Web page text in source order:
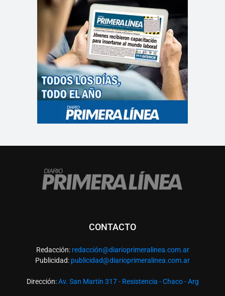
CONTACTO
Redacción: redacción@diarioprimeralinea.com.ar
Publicidad: publicidad@diarioprimeralinea.com.ar
Dirección:Av. San Martín 317 - Resistencia - Chaco - Arg